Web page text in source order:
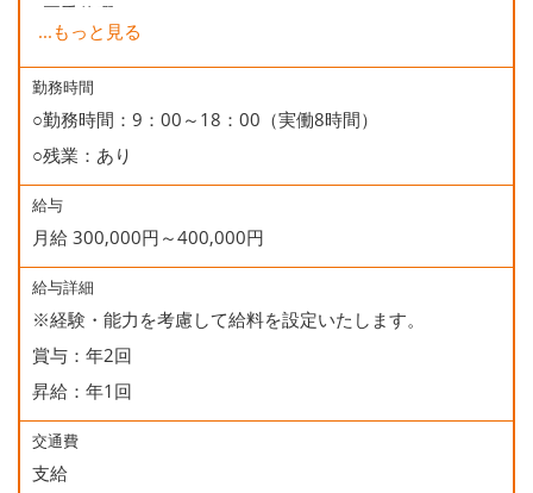
○夏季休暇
○年末年始休暇
○慶弔休暇
○有給休暇
○誕生日休暇
...もっと見る
勤務時間
○勤務時間：9：00～18：00（実働8時間）
○残業：あり
給与
月給 300,000円～400,000円
給与詳細
※経験・能力を考慮して給料を設定いたします。
賞与：年2回
昇給：年1回
交通費
支給